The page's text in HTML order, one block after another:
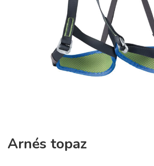
Arnés topaz